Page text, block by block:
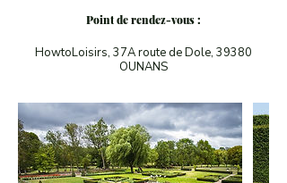
Point de rendez-vous :
HowtoLoisirs, 37A route de Dole, 39380
OUNANS